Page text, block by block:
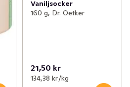
Vaniljsocker
160 g, Dr. Oetker
21,50 kr
134,38 kr /kg